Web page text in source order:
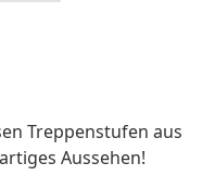
Treppenstufen aus
Aussehen!